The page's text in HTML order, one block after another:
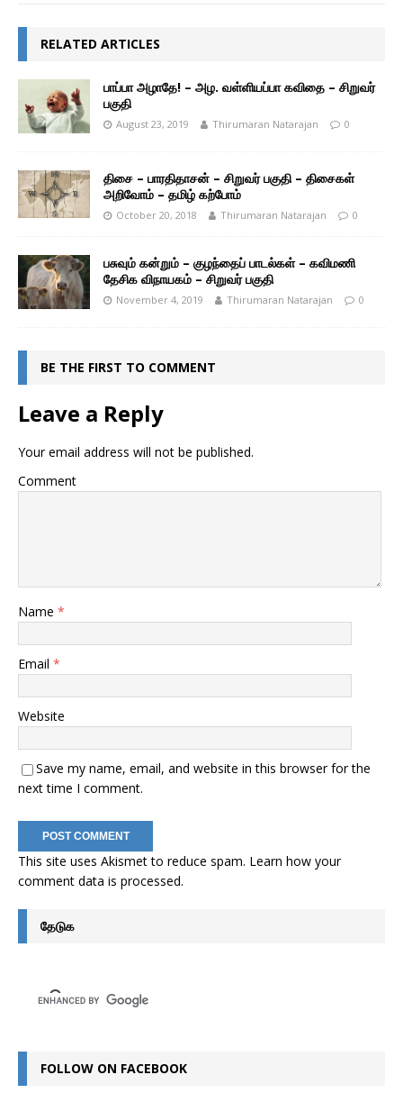
RELATED ARTICLES
பாப்பா அழாதே! – அழ. வள்ளியப்பா கவிதை – சிறுவர்
பகுதி
August 23, 2019 Thirumaran Natarajan 0
திசை – பாரதிதாசன் – சிறுவர் பகுதி – திசைகள்
அறிவோம் – தமிழ் கற்போம்
October 20, 2018 Thirumaran Natarajan 0
பசுவும் கன்றும் – குழந்தைப் பாடல்கள் – கவிமணி
தேசிக விநாயகம் – சிறுவர் பகுதி
November 4, 2019 Thirumaran Natarajan 0
BE THE FIRST TO COMMENT
Leave a Reply
Your email address will not be published.
Comment
Name *
Email *
Website
Save my name, email, and website in this browser for the
next time I comment.
This site uses Akismet to reduce spam. Learn how your
comment data is processed.
தேடுக
FOLLOW ON FACEBOOK